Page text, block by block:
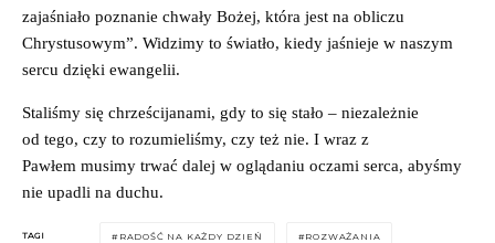
zajaśniało poznanie chwały Bożej, która jest na obliczu
Chrystusowym”. Widzimy to światło, kiedy jaśnieje w naszym
sercu dzięki ewangelii.
Staliśmy się chrześcijanami, gdy to się stało – niezależnie
od tego, czy to rozumieliśmy, czy też nie. I wraz z
Pawłem musimy trwać dalej w oglądaniu oczami serca, abyśmy
nie upadli na duchu.
TAGI RADOŚĆ NA KAŻDY DZIEŃ ROZWAŻANIA